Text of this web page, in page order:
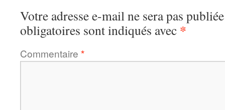
Votre adresse e-mail ne sera pas
obligatoires sont indiqués avec *
Commentaire *